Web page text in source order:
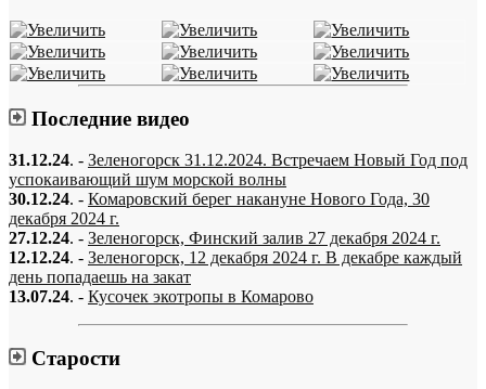
Последние видео
31.12.24. - Зеленогорск 31.12.2024. Встречаем Новый Год под
успокаивающий шум морской волны
30.12.24. - Комаровский берег накануне Нового Года, 30
декабря 2024 г.
27.12.24. - Зеленогорск, Финский залив 27 декабря 2024 г.
12.12.24. - Зеленогорск, 12 декабря 2024 г. В декабре каждый
день попадаешь на закат
13.07.24. - Кусочек экотропы в Комарово
Старости